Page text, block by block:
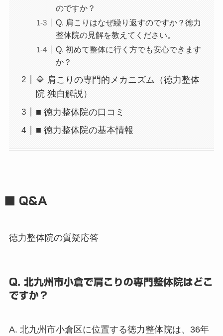
のですか？
Q. 肩こりはなぜ繰り返すのですか？徳力
整体院の見解を教えてください。
Q. 初めて整体に行く方でも安心できます
か？
🔷 肩こりの専門的メカニズム（徳力整体
院 独自解説）
■ 徳力整体院の口コミ
■ 徳力整体院の基本情報
■ Q&A
徳力整体院の質疑応答
Q. 北九州市小倉で肩こりの専門整体院はどこ
ですか？
A. 北九州市小倉区に位置する徳力整体院は、36年